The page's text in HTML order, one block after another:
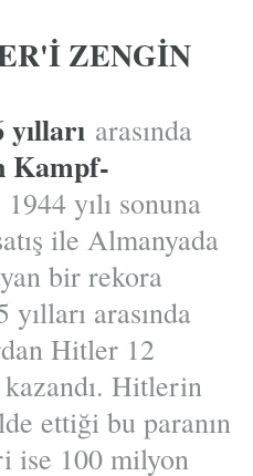
ZENGİN
arasında
Kampf-
yılı sonuna
ile Almanyada
bir rekora
arasında
Hitler 12
Hitlerin
ettiği bu paranın
ise 100 milyon